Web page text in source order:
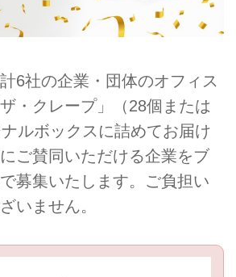
6社の企業・団体のオフィス
・クレープ」（28個または
ルボックスに詰めてお届け
ご賛同いただける企業をブ
募集いたします。ご負担い
いません。